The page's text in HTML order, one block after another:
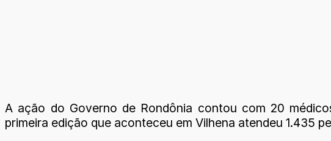
A ação do Governo de Rondônia contou com 20
primeira edição que aconteceu em Vilhena atendeu 1.435